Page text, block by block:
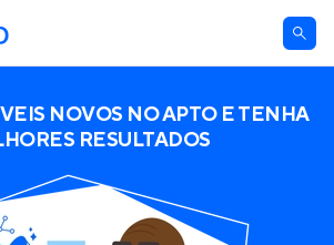
NOVOS NO APTO E TENHA
RESULTADOS